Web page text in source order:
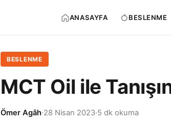
ANASAYFA BESLENME
BESLENME
MCT Oil ile
Ömer Agâh·28 Nisan 2023·5 dk okuma